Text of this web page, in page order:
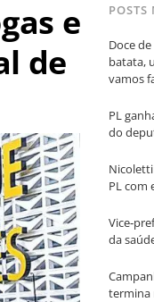
e
de
Doce
batata,
vamos
PL
do
PL com
da
termina